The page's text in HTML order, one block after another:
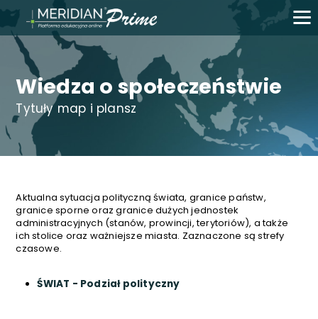
Wiedza o społeczeństwie
Tytuły map i plansz
ŚWIAT - Podział polityczny
Aktualna sytuacja polityczną świata, granice państw,
granice sporne oraz granice dużych jednostek
administracyjnych (stanów, prowincji, terytoriów), a także
ich stolice oraz ważniejsze miasta. Zaznaczone są strefy
czasowe.